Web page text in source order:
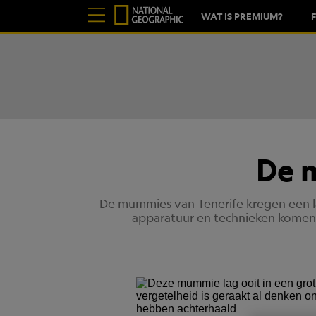
WAT IS PREMIUM?
De
De mummies van Tenerife kregen
apparatuur en technieken